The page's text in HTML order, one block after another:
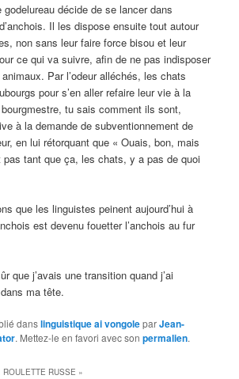
godelureau décide de se lancer dans
Il les dispose ensuite tout autour
non sans leur faire force bisou et leur
ce qui va suivre, afin de ne pas indisposer
Par l’odeur alléchés, les chats
pour s’en aller refaire leur vie à la
tu sais comment ils sont,
à la demande de subventionnement de
en lui rétorquant que « Ouais, bon, mais
pas tant que ça, les chats, y a pas de quoi
que les linguistes peinent aujourd’hui à
est devenu fouetter l’anchois au fur
que j’avais une transition quand j’ai
ma tête.
danslinguistique ai vongoleparJean-
. Mettez-le en favori avec sonpermalien.
ROULETTE RUSSE »